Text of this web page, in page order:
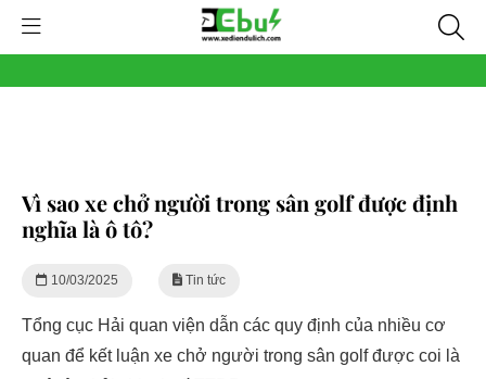
Vì sao xe chở người trong sân golf được định
nghĩa là ô tô?
10/03/2025 Tin tức
Tổng cục Hải quan viện dẫn các quy định của nhiều cơ
quan để kết luận xe chở người trong sân golf được coi là